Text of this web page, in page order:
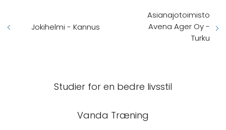
Jokihelmi - Kannus
Asianajotoimisto
Avena Ager Oy -
Turku
Studier for en bedre livsstil
Vanda Træning